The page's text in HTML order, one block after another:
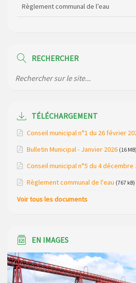
Règlement communal de l’eau
de la gendarmerie
Modification de gestion du camping de
bungalows bois, ses chalets et sa
Loubaresse le vendredi 20 mars 2026
2026
RECHERCHER
TÉLÉCHARGEMENT
Conseil municipal n°1 du 26 février
Bulletin Municipal - Janvier 2026 (16 MB)
Conseil municipal n°5 du 4 décembre
Règlement communal de l'eau (767 kB)
Voir tous les documents
EN IMAGES